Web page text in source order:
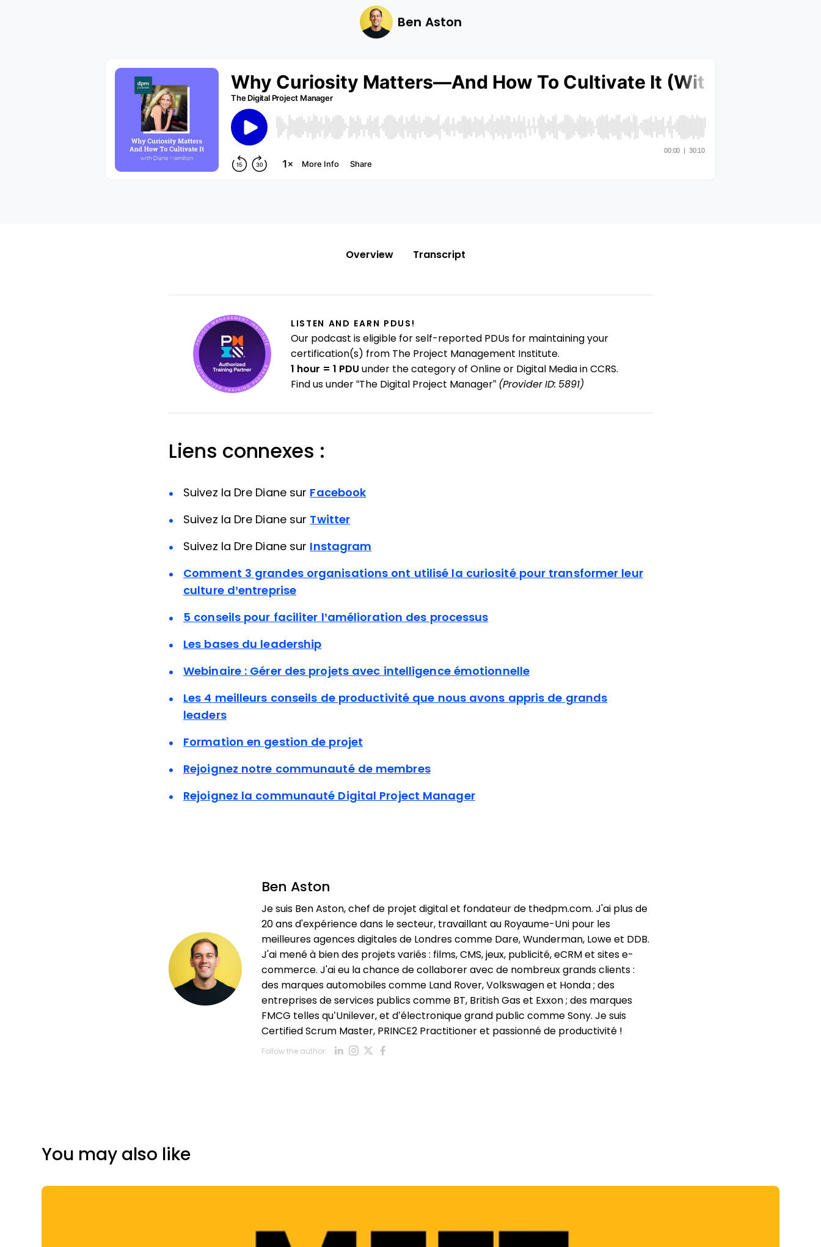
Ben Aston
Overview Transcript
LISTEN AND EARN PDUS!
Our podcast is eligible for self-reported PDUs for maintaining your
certification(s) from The Project Management Institute.
1 hour = 1 PDU under the category of Online or Digital Media in CCRS.
Find us under “The Digital Project Manager” (Provider ID: 5891)
Liens connexes :
Suivez la Dre Diane sur Facebook
Suivez la Dre Diane sur Twitter
Suivez la Dre Diane sur Instagram
Comment 3 grandes organisations ont utilisé la curiosité pour transformer leur
culture d’entreprise
5 conseils pour faciliter l’amélioration des processus
Les bases du leadership
Webinaire : Gérer des projets avec intelligence émotionnelle
Les 4 meilleurs conseils de productivité que nous avons appris de grands
leaders
Formation en gestion de projet
Rejoignez notre communauté de membres
Rejoignez la communauté Digital Project Manager
Ben Aston
Je suis Ben Aston, chef de projet digital et fondateur de thedpm.com. J'ai plus de
20 ans d'expérience dans le secteur, travaillant au Royaume-Uni pour les
meilleures agences digitales de Londres comme Dare, Wunderman, Lowe et DDB.
J'ai mené à bien des projets variés : films, CMS, jeux, publicité, eCRM et sites e-
commerce. J'ai eu la chance de collaborer avec de nombreux grands clients :
des marques automobiles comme Land Rover, Volkswagen et Honda ; des
entreprises de services publics comme BT, British Gas et Exxon ; des marques
FMCG telles qu’Unilever, et d’électronique grand public comme Sony. Je suis
Certified Scrum Master, PRINCE2 Practitioner et passionné de productivité !
Follow the author: Opens new window
Opens new window
Opens new window
Opens new window
You may also like